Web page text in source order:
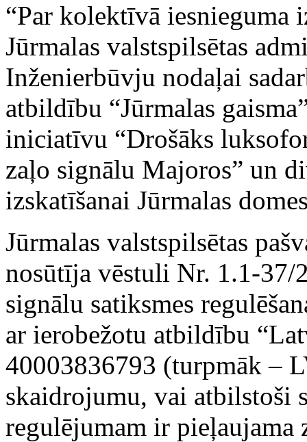
“Par kolektīvā iesnieguma
Jūrmalas valstspilsētas
Inženierbūvju nodaļai
atbildību “Jūrmalas
iniciatīvu “Drošāks
zaļo signālu Majoros” un
izskatīšanai Jūrmalas
Jūrmalas valstspilsētas
nosūtīja vēstuli Nr. 1.1-37/
signālu satiksmes
ar ierobežotu atbildību
40003836793 (turpmāk –
skaidrojumu, vai atbilstoši
regulējumam ir pieļaujama